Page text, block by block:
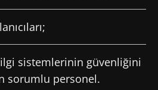
sistemlerinin güvenliğini
sorumlu personel.